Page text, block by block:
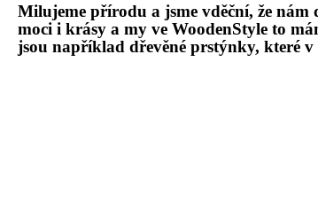
Milujeme přírodu a jsme vděční, že
moci i krásy a my ve WoodenStyle to m
jsou například dřevěné prstýnky, které v